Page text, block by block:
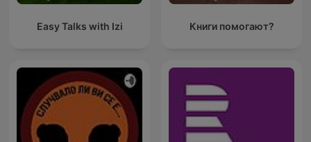
Easy Talks with Izi Книги помогают?